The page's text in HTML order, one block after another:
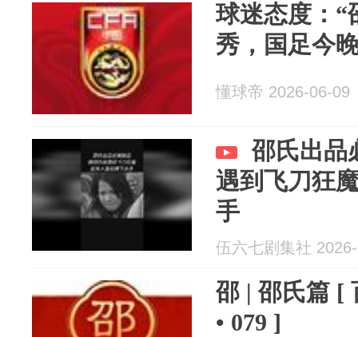
球迷态度：“
秀，国足今
懂球帝 2026-06-09
邵氏出品
遇到飞刀狂
手
伍六七剧集社
邵 | 邵氏篇 [
• 079 ]